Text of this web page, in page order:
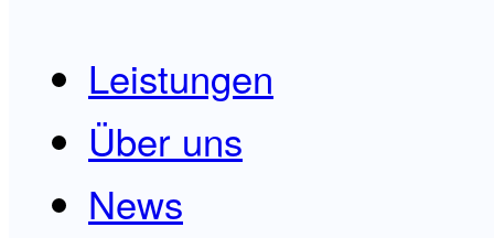
Leistungen
Über uns
News